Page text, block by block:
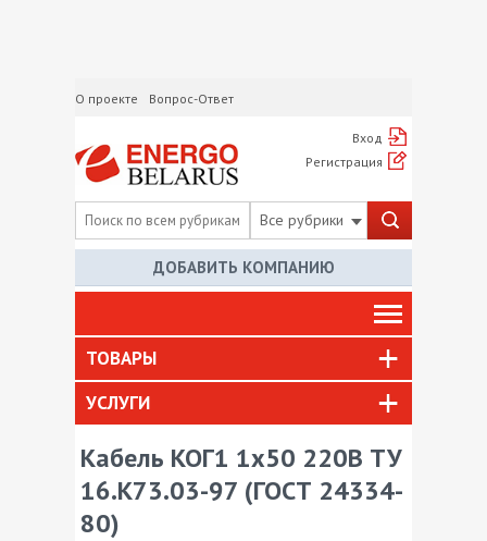
О проекте Вопрос-Ответ
Вход
Регистрация
Все рубрики
ДОБАВИТЬ КОМПАНИЮ
ТОВАРЫ
УСЛУГИ
Кабель КОГ1 1х50 220В ТУ
16.К73.03-97 (ГОСТ 24334-
80)